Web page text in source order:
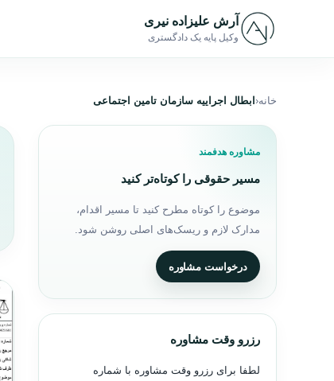
پرش به محتوا
آرش علیزاده نیری
وکیل پایه یک دادگستری
خانه ابطال اجراییه سازمان تامین اجتماعی
مشاوره هدفمند
مسیر حقوقی را کوتاه‌تر کنید
موضوع را کوتاه مطرح کنید تا مسیر اقدام،
مدارک لازم و ریسک‌های اصلی روشن شود.
درخواست مشاوره
رزرو وقت مشاوره
لطفا برای رزرو وقت مشاوره با شماره